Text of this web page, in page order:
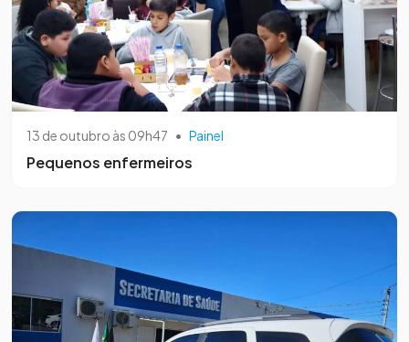
13 de outubro às 09h47 • Painel
Pequenos enfermeiros